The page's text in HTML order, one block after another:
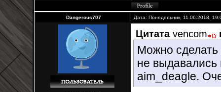
Dangerous707 Дата: Понедельник, 11.06.2018,
Цитата vencom
Можно сделать
не выдавались
aim_deagle.